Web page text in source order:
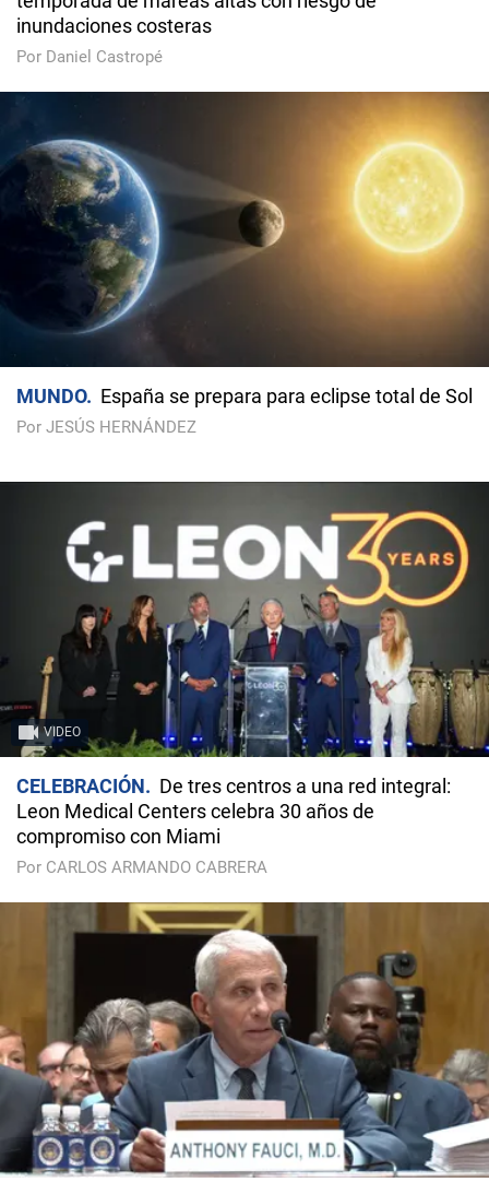
inundaciones costeras
Por Daniel Castropé
MUNDO España se prepara para eclipse total de Sol
Por JESÚS HERNÁNDEZ
VIDEO
CELEBRACIÓN
De tres centros a una red integral:
Leon Medical Centers celebra 30 años de
compromiso con Miami
Por CARLOS ARMANDO CABRERA